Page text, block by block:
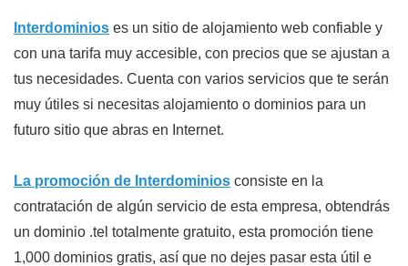
Interdominios es un sitio de alojamiento web confiable y
con una tarifa muy accesible, con precios que se ajustan a
tus necesidades. Cuenta con varios servicios que te serán
muy útiles si necesitas alojamiento o dominios para un
futuro sitio que abras en Internet.
La promoción de Interdominios consiste en la
contratación de algún servicio de esta empresa, obtendrás
un dominio .tel totalmente gratuito, esta promoción tiene
1,000 dominios gratis, así que no dejes pasar esta útil e